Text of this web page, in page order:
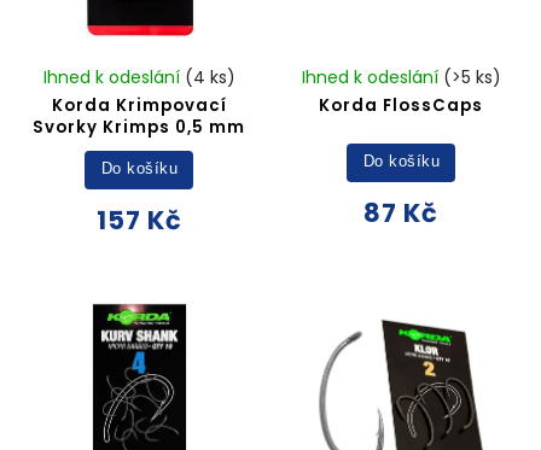
Korda Krimpovací
Svorky Krimps 0,5 mm
Ihned k odeslání (4 ks)
157 Kč
Do košíku
Korda FlossCaps
Ihned k odeslání (>5 ks)
87 Kč
Do košíku